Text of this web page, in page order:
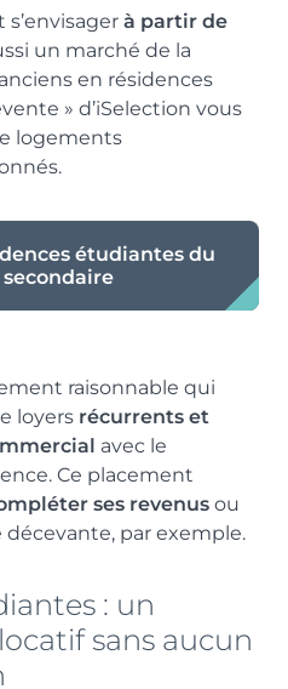
à partir de
un marché de la
en résidences
» d’iSelection vous
logements
étudiantes du
raisonnable qui
loyers récurrents et
avec le
Ce placement
ses revenus ou
par exemple.
: un
sans aucun